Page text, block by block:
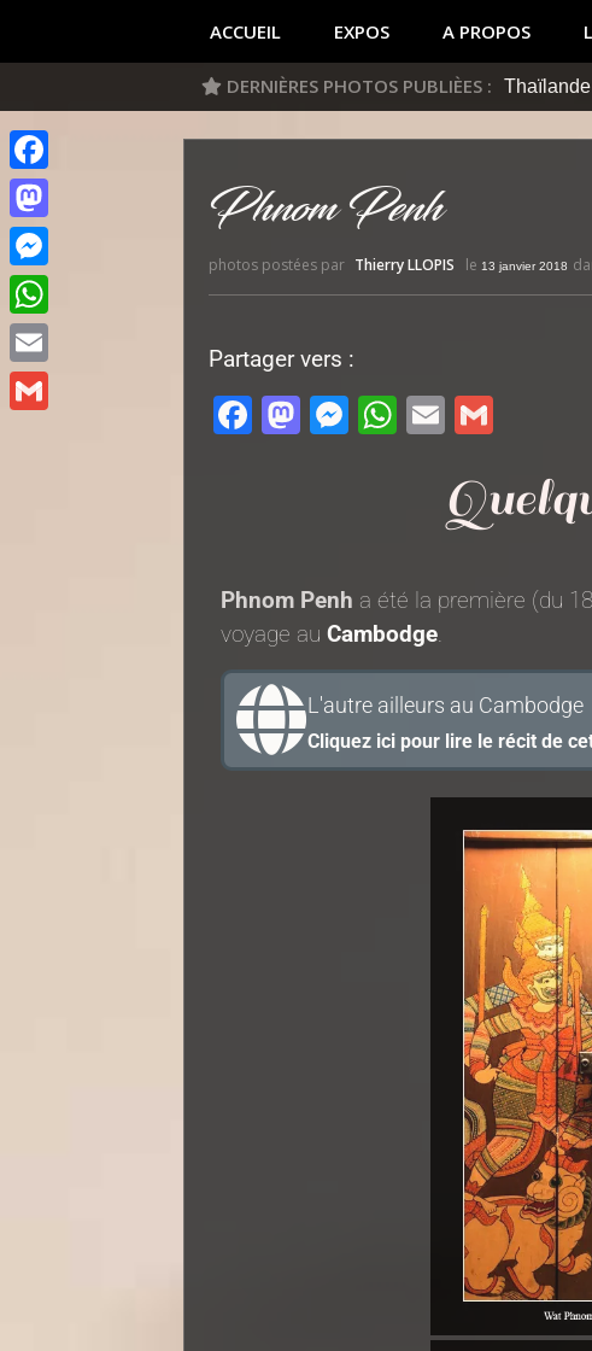
ACCUEIL EXPOS A PROPOS
DERNIÈRES PHOTOS PUBLIÈES : Vietnam
Phnom Penh
photos postées par Thierry LLOPIS le 13 janvier 2018
Partager vers :
Facebook
Mastodon
Messenger
WhatsApp
Email
Phnom Penh a été la première (du
voyage au Cambodge.
L'autre ailleurs au Cambodge
Cliquez ici pour lire le récit de
Facebook
Mastodon
Messenger
WhatsApp
Email